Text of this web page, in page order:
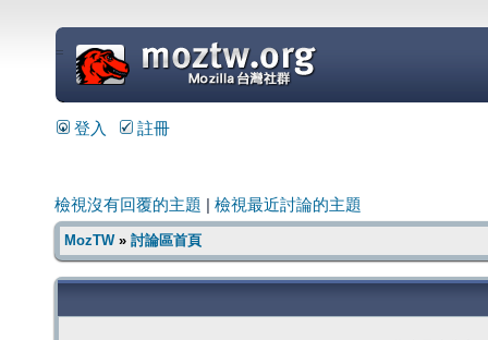
=
登入 註冊
檢視沒有回覆的主題 檢視最近討論的主題
MozTW» 討論區首頁